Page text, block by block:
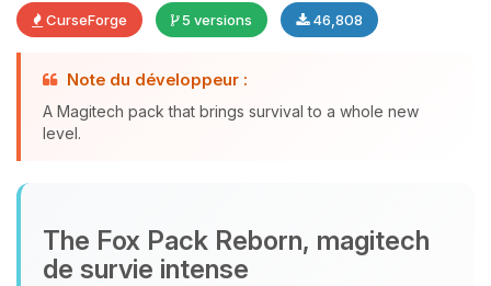
CurseForge 5 versions 46,808
Note du développeur :
A Magitech pack that brings survival to a whole new
level.
The Fox Pack Reborn, magitech
de survie intense
petits circuits pour t’aider.
09/08/2026 à 05:06